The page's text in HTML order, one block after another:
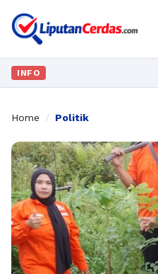
INFO
Home / Politik